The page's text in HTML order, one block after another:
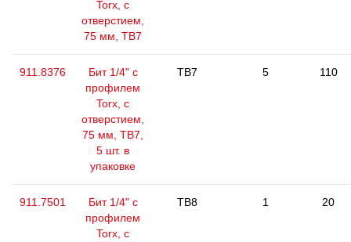
Torx, с
отверстием,
75 мм, ТВ7
911.8376
Бит 1/4" с
профилем
Torx, с
отверстием,
75 мм, TB7,
5 шт. в
упаковке
TB7 5 110
911.7501
Бит 1/4" с
профилем
Torx, с
TB8 1 20